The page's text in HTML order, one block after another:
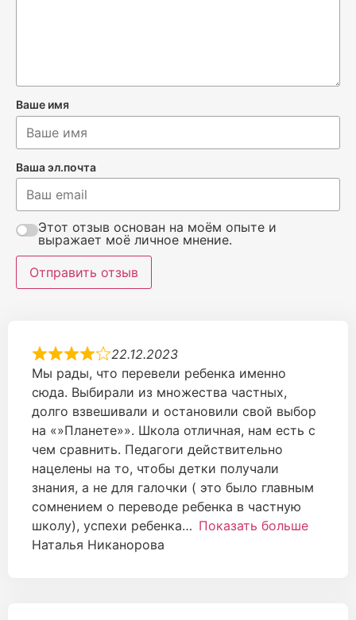
Ваше имя
Ваша эл.почта
Этот отзыв основан на моём опыте и
выражает моё личное мнение.
Отправить отзыв
22.12.2023
Мы рады, что перевели ребенка именно
сюда. Выбирали из множества частных,
долго взвешивали и остановили свой выбор
на «»Планете»». Школа отличная, нам есть с
чем сравнить. Педагоги действительно
нацелены на то, чтобы детки получали
знания, а не для галочки ( это было главным
сомнением о переводе ребенка в частную
школу), успехи ребенка
Показать больше
Наталья Никанорова